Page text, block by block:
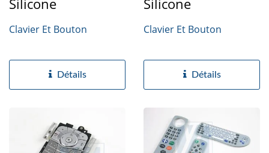
Silicone
Clavier Et Bouton
Détails
Silicone
Clavier Et Bouton
Détails